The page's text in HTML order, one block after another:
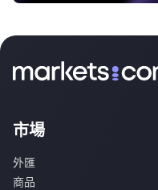
市場
外匯
商品